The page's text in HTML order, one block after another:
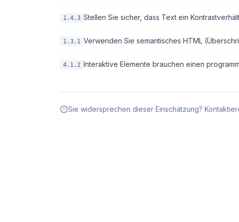
1.4.3 Stellen Sie sicher, dass Text ein
1.3.1 Verwenden Sie semantisches HTML
4.1.2 Interaktive Elemente brauchen einen
Sie widersprechen dieser Einschätzung?